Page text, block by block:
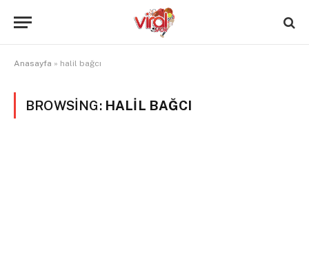
Anasayfa » halil bağcı
BROWSING: HALIL BAĞCI